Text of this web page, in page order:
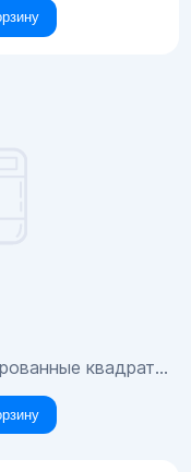
трубы 160x4